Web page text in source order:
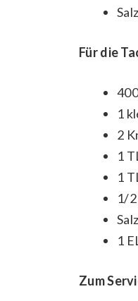
Salz
Für die
1
2
1
1
1/
1
Zum